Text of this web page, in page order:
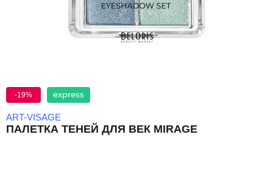
-19% express
ART-VISAGE
ПАЛЕТКА ТЕНЕЙ ДЛЯ ВЕК MIRAGE